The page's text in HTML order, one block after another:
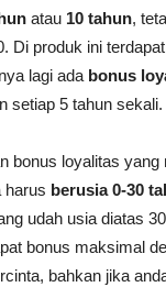
atau 10 tahun,
Di produk ini terdapat
lagi ada bonus
setiap 5 tahun sekali.
bonus loyalitas
harus berusia 0-30
udah usia diatas
bonus maksimal
bahkan jika